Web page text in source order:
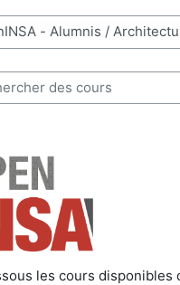
de cours
des cours
les cours disponibles